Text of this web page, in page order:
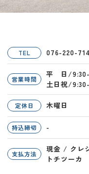
TEL 076-220-
営業時間
平 日/
土日祝/
定休日 木曜日
持込締切 -
支払方法
現金 / クレ
トチツーカ